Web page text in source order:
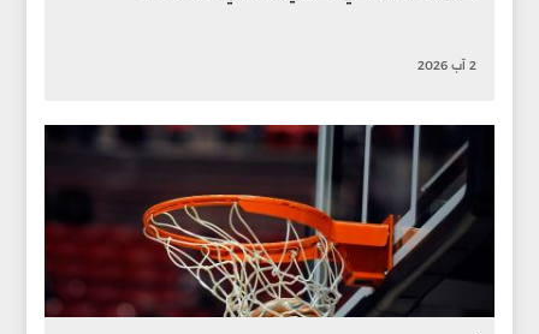
2 آب 2026